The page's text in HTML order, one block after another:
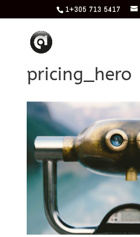
1+305 713 5417
pricing_hero